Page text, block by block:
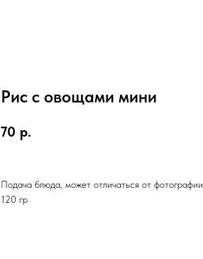
Рис с овощами мини
70 р.
Подача блюда, может отличаться от фотографии.
120 гр